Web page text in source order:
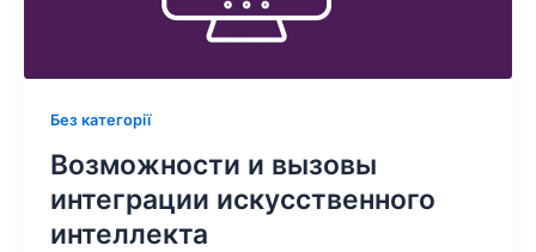
Без категорії
Возможности и вызовы
интеграции искусственного
интеллекта